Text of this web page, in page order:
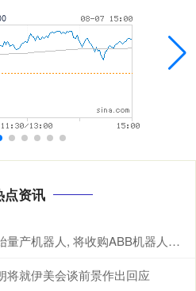
点资讯
尚盈配资 孙正义称软银已开始量产机器人, 将收购ABB机器人业务成“世界第一”
将就伊美会谈前景作出回应